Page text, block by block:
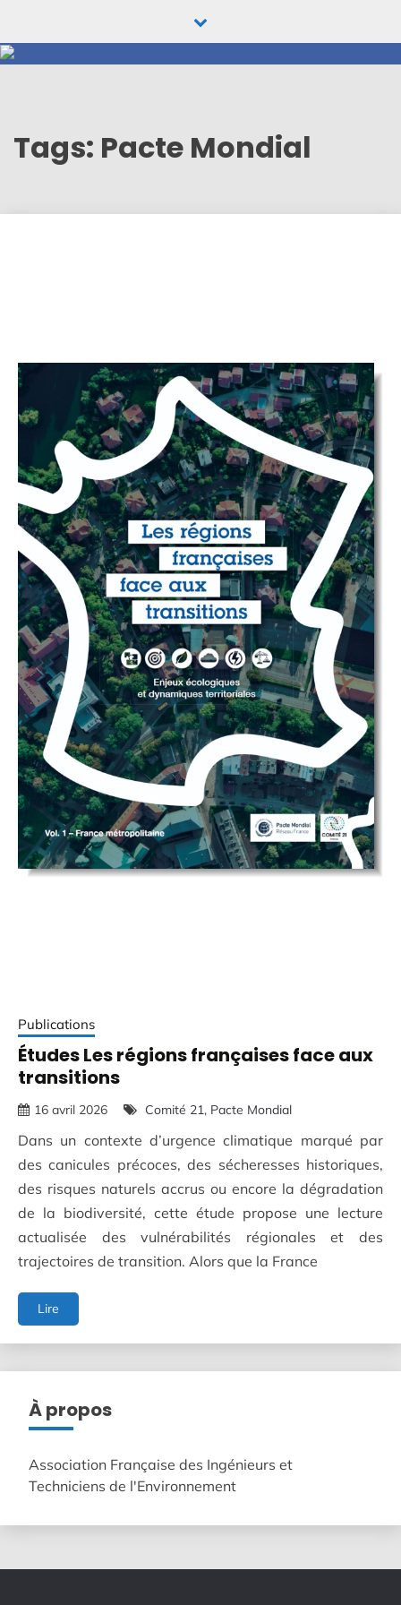
content
Tags: Pacte Mondial
Publications
Études Les régions françaises face aux
transitions
16 avril 2026 Comité 21 Pacte Mondial
Dans un contexte d’urgence climatique marqué par
des canicules précoces, des sécheresses historiques,
des risques naturels accrus ou encore la dégradation
de la biodiversité, cette étude propose une lecture
actualisée des vulnérabilités régionales et des
trajectoires de transition. Alors que la France
Lire
Les
régions
transitions
À propos
Association Française des Ingénieurs et
Techniciens de l'Environnement